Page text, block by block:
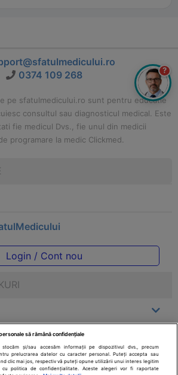
0374 109 268
pe sfatulmedicului.ro sunt pentru educatie
consultul sau diagnosticul medical. Este
fie medicul Dvs., fie unul din medicii
programare la medic Clickmed.
Login / Cont nou
?
să rămână confidențiale
stocăm și/sau accesăm informații pe dispozitivul dvs., precum
prelucrarea datelor cu caracter personal. Puteți accepta sau
clic mai jos, respectiv vă puteți opune utilizării unui interes legitim
politica de confidențialitate. Aceste alegeri vor fi raportate